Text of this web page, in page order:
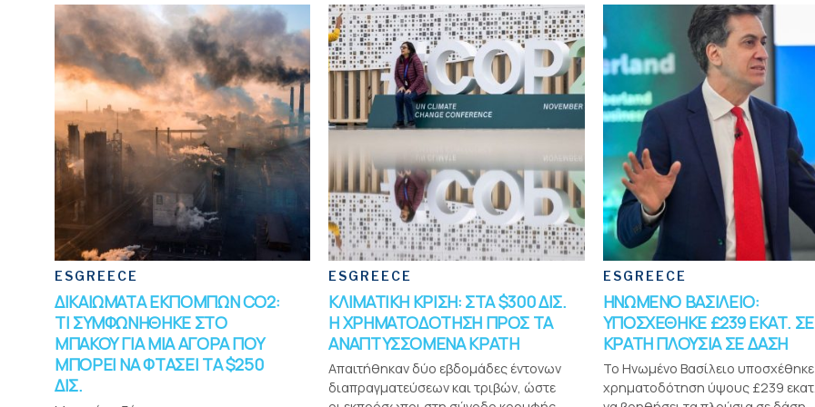
ESGREECE
ΔΙΚΑΙΩΜΑΤΑ ΕΚΠΟΜΠΩΝ CO2:
ΤΙ ΣΥΜΦΩΝΗΘΗΚΕ ΣΤΟ
ΜΠΑΚΟΥ ΓΙΑ ΜΙΑ ΑΓΟΡΑ ΠΟΥ
ΜΠΟΡΕΙ ΝΑ ΦΤΑΣΕΙ ΤΑ $250
ΔΙΣ.
ESGREECE
ΚΛΙΜΑΤΙΚΗ ΚΡΙΣΗ: ΣΤΑ $300 ΔΙΣ.
Η ΧΡΗΜΑΤΟΔΟΤΗΣΗ ΠΡΟΣ ΤΑ
ΑΝΑΠΤΥΣΣΟΜΕΝΑ ΚΡΑΤΗ
Απαιτήθηκαν δύο εβδομάδες έντονων
διαπραγματεύσεων και τριβών, ώστε
ESGREECE
ΗΝΩΜΕΝΟ ΒΑΣΙΛΕΙΟ:
ΥΠΟΣΧΕΘΗΚΕ £239 ΕΚΑΤ. ΣΕ
ΚΡΑΤΗ ΠΛΟΥΣΙΑ ΣΕ ΔΑΣΗ
Το Ηνωμένο Βασίλειο υποσχέθηκε
χρηματοδότηση ύψους £239